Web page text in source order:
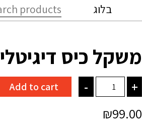
בלוג
Search
for:
משקל כיס דיגיטלי
+
משקל
כיס
דיגיטלי
-
Add to cart
₪99.00